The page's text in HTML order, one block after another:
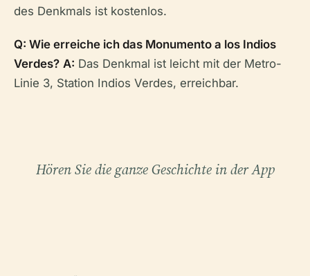
des Denkmals ist kostenlos.
Q: Wie erreiche ich das Monumento a los Indios
Verdes? A: Das Denkmal ist leicht mit der Metro-
Linie 3, Station Indios Verdes, erreichbar.
Hören Sie die ganze Geschichte in der App